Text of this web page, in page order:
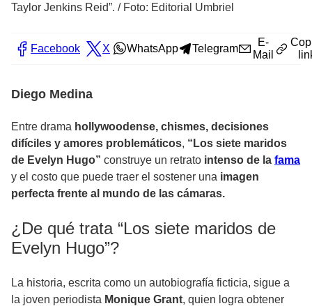
Taylor Jenkins Reid”. / Foto: Editorial Umbriel
Facebook X WhatsApp Telegram
E-
Mail
Diego Medina
Entre drama hollywoodense, chismes, decisiones
difíciles y amores problemáticos, “Los siete maridos
de Evelyn Hugo” construye un retrato intenso de la fama
y el costo que puede traer el sostener una imagen
perfecta frente al mundo de las cámaras.
¿De qué trata “Los siete maridos de
Evelyn Hugo”?
La historia, escrita como un autobiografía ficticia, sigue a
la joven periodista Monique Grant, quien logra obtener